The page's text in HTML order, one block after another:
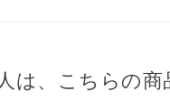
は、こちらの商